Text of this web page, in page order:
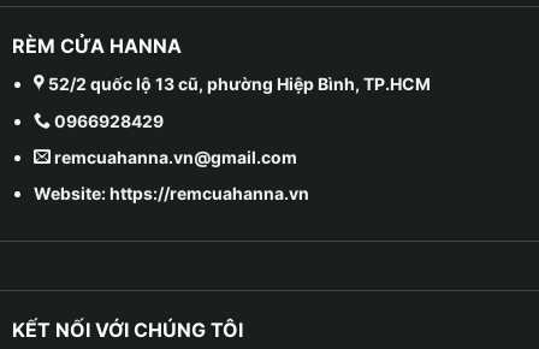
RÈM CỬA HANNA
52/2 quốc lộ 13 cũ, phường Hiệp Bình, TP.HCM
0966928429
remcuahanna.vn@gmail.com
Website: https://remcuahanna.vn
KẾT NỐI VỚI CHÚNG TÔI